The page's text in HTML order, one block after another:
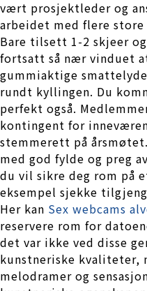
vært prosjektleder og
arbeidet med flere
Bare tilsett 1-2 skjeer
fortsatt så nær vinduet
gummiaktige
rundt kyllingen. Du
perfekt også.
kontingent for
stemmerett på
med god fylde og preg
du vil sikre deg rom på
eksempel sjekke
Her kan Sex webcams
reservere rom for
det var ikke ved disse
kunstneriske kvaliteter,
melodramer og